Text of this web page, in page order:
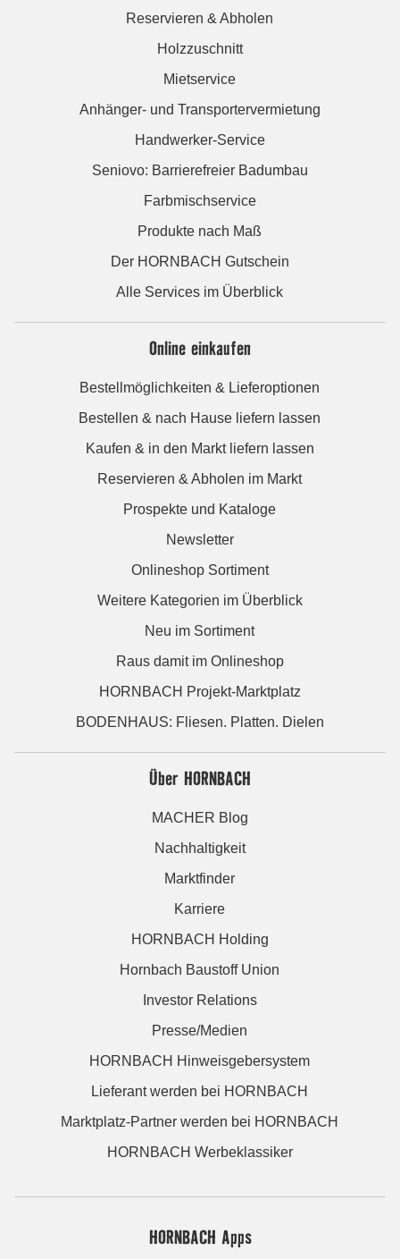
Reservieren & Abholen
Holzzuschnitt
Mietservice
Anhänger- und Transportervermietung
Handwerker-Service
Seniovo: Barrierefreier Badumbau
Farbmischservice
Produkte nach Maß
Der HORNBACH Gutschein
Alle Services im Überblick
Online einkaufen
Bestellmöglichkeiten & Lieferoptionen
Bestellen & nach Hause liefern lassen
Kaufen & in den Markt liefern lassen
Reservieren & Abholen im Markt
Prospekte und Kataloge
Newsletter
Onlineshop Sortiment
Weitere Kategorien im Überblick
Neu im Sortiment
Raus damit im Onlineshop
HORNBACH Projekt-Marktplatz
BODENHAUS: Fliesen. Platten. Dielen
Über HORNBACH
MACHER Blog
Nachhaltigkeit
Marktfinder
Karriere
HORNBACH Holding
Hornbach Baustoff Union
Investor Relations
Presse/Medien
HORNBACH Hinweisgebersystem
Lieferant werden bei HORNBACH
Marktplatz-Partner werden bei HORNBACH
HORNBACH Werbeklassiker
HORNBACH Apps